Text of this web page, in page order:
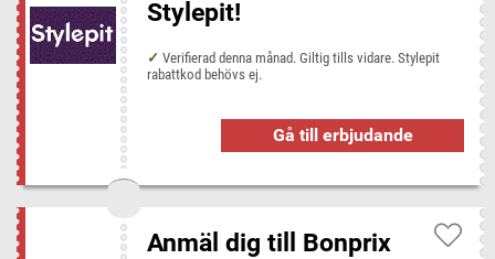
Stylepit!
Verifierad denna månad. Giltig tills vidare. Stylepit
rabattkod behövs ej.
Gå till erbjudande
Anmäl dig till Bonprix